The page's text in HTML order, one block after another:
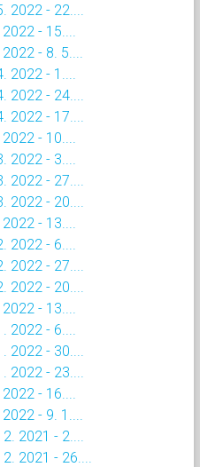
2022 - 22....
- 15....
- 8. 5....
2022 - 1....
2022 - 24....
2022 - 17....
- 10....
2022 - 3....
2022 - 27....
2022 - 20....
- 13....
2022 - 6....
2022 - 27....
2022 - 20....
- 13....
2022 - 6....
2022 - 30....
2022 - 23....
- 16....
- 9. 1....
2021 - 2....
2021 - 26....